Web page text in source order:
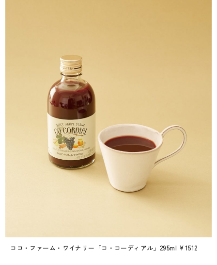
ココ・ファーム・ワイナリー「コ・コーディアル」295ml ¥1512